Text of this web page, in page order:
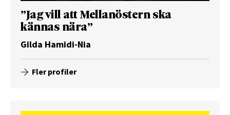
”Jag vill att Mellanöstern ska
kännas nära”
Gilda Hamidi-Nia
Fler profiler